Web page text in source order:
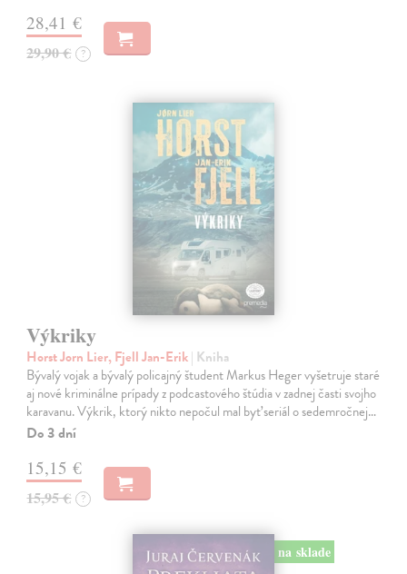
28,41 €
29,90 € ?
Výkriky
Horst Jorn Lier, Fjell Jan-Erik| Kniha
Bývalý vojak a bývalý policajný študent Markus Heger vyšetruje staré
aj nové kriminálne prípady z podcastového štúdia v zadnej časti svojho
karavanu. Výkrik, ktorý nikto nepočul mal byť seriál o sedemročnej…
Do 3 dní
15,15 €
15,95 € ?
na sklade